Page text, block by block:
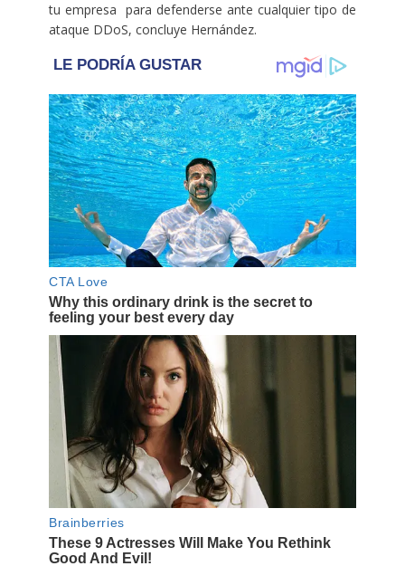
tu empresa para defenderse ante cualquier tipo de
ataque DDoS, concluye Hernández.